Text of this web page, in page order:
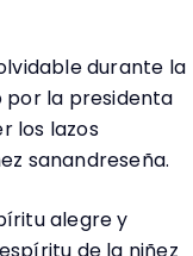
durante la
por la presidenta
los lazos
sanandreseña.
alegre y